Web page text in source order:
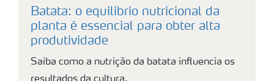
Batata: o equilíbrio nutricional da
planta é essencial para obter alta
produtividade
Saiba como a nutrição da batata influencia os